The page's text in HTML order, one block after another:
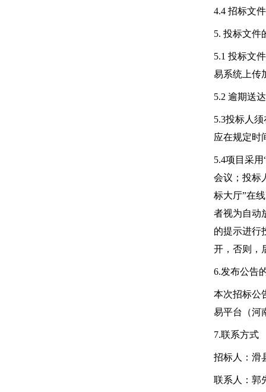
4.4 招标文
5. 投标文件
5.1 投标文
易系统上传
5.2 逾期送
5.3投标人
应在规定时
5.4项目采
会议；投标
标大厅”在
者视为自动
的提示进行
开，否则，
6.发布公告
本次招标公
易平台（河
7.联系方式
招标人： 滑
联系人：郭